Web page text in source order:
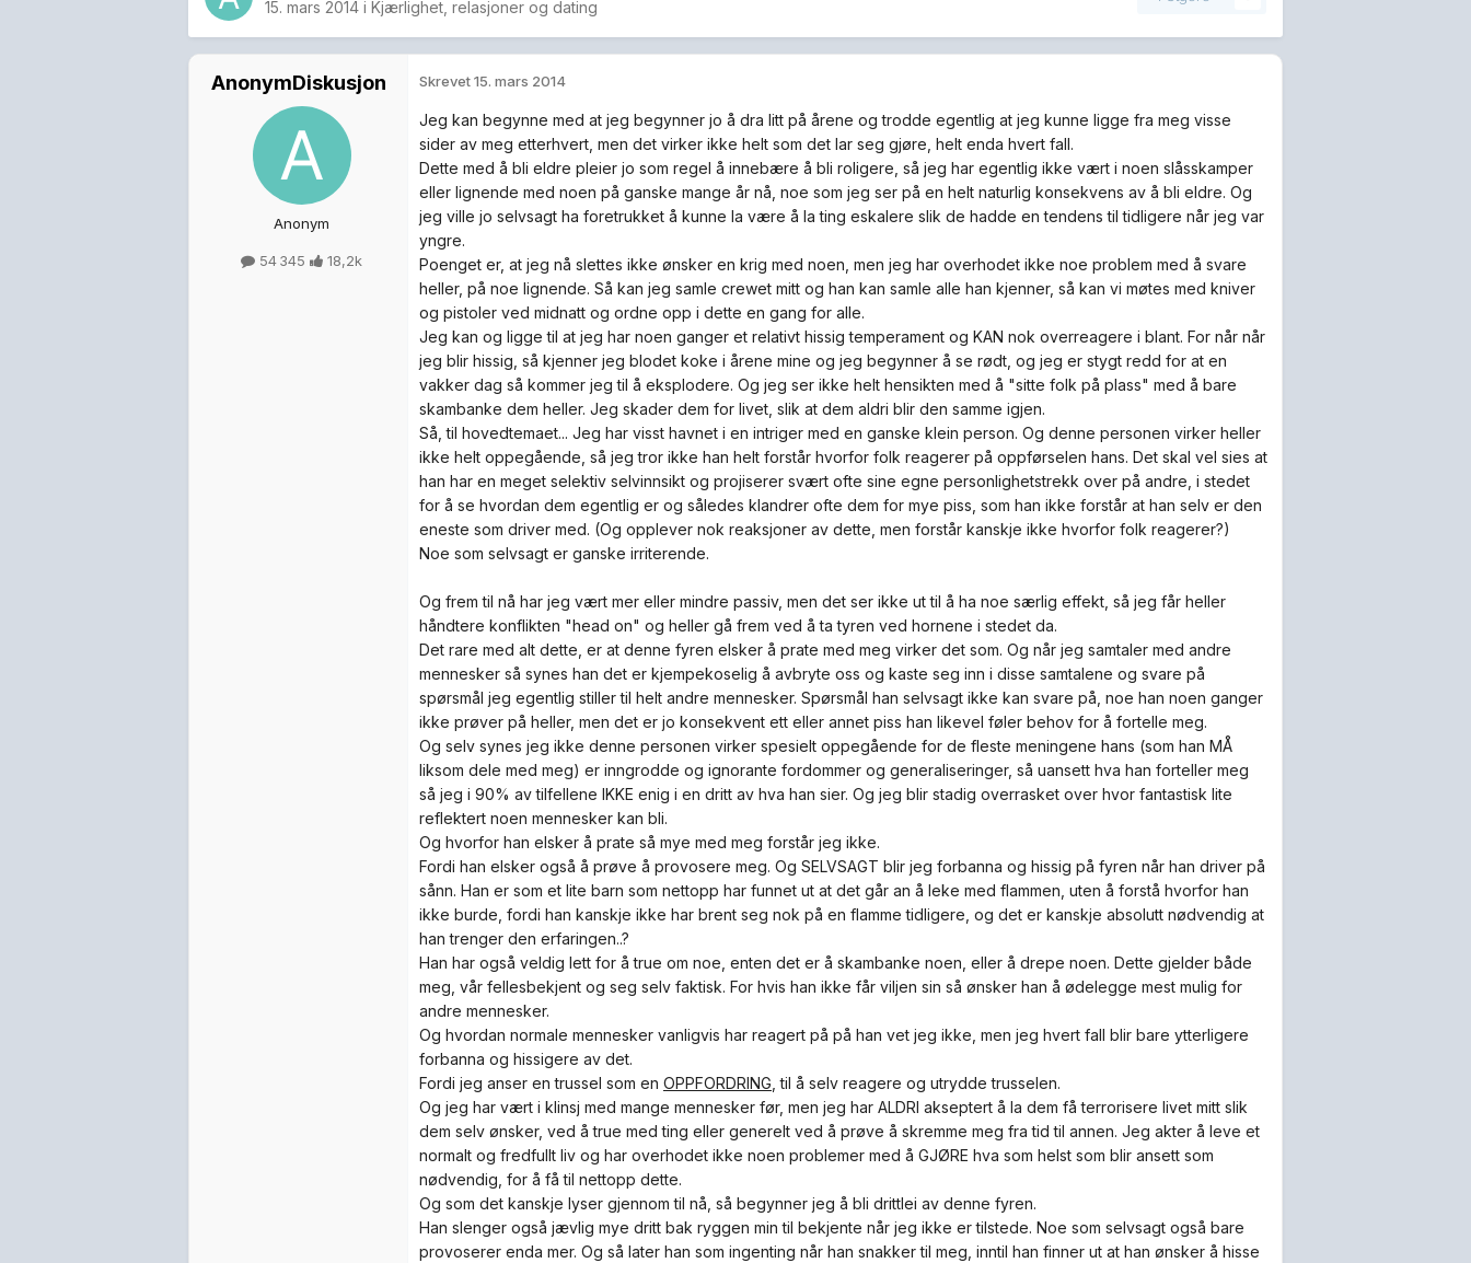
15. mars 2014 i Kjærlighet, relasjoner og dating
AnonymDiskusjon
Anonym
54 345 18,2k
Skrevet15. mars 2014
Jeg kan begynne med at jeg begynner jo å dra litt på årene og trodde egentlig at jeg kunne ligge fra meg visse
sider av meg etterhvert, men det virker ikke helt som det lar seg gjøre, helt enda hvert fall.
Dette med å bli eldre pleier jo som regel å innebære å bli roligere, så jeg har egentlig ikke vært i noen slåsskamper
eller lignende med noen på ganske mange år nå, noe som jeg ser på en helt naturlig konsekvens av å bli eldre. Og
jeg ville jo selvsagt ha foretrukket å kunne la være å la ting eskalere slik de hadde en tendens til tidligere når jeg var
yngre.
Poenget er, at jeg nå slettes ikke ønsker en krig med noen, men jeg har overhodet ikke noe problem med å svare
heller, på noe lignende. Så kan jeg samle crewet mitt og han kan samle alle han kjenner, så kan vi møtes med kniver
og pistoler ved midnatt og ordne opp i dette en gang for alle.
Jeg kan og ligge til at jeg har noen ganger et relativt hissig temperament og KAN nok overreagere i blant. For når når
jeg blir hissig, så kjenner jeg blodet koke i årene mine og jeg begynner å se rødt, og jeg er stygt redd for at en
vakker dag så kommer jeg til å eksplodere. Og jeg ser ikke helt hensikten med å "sitte folk på plass" med å bare
skambanke dem heller. Jeg skader dem for livet, slik at dem aldri blir den samme igjen.
Så, til hovedtemaet... Jeg har visst havnet i en intriger med en ganske klein person. Og denne personen virker heller
ikke helt oppegående, så jeg tror ikke han helt forstår hvorfor folk reagerer på oppførselen hans. Det skal vel sies at
han har en meget selektiv selvinnsikt og projiserer svært ofte sine egne personlighetstrekk over på andre, i stedet
for å se hvordan dem egentlig er og således klandrer ofte dem for mye piss, som han ikke forstår at han selv er den
eneste som driver med. (Og opplever nok reaksjoner av dette, men forstår kanskje ikke hvorfor folk reagerer?)
Noe som selvsagt er ganske irriterende.
Og frem til nå har jeg vært mer eller mindre passiv, men det ser ikke ut til å ha noe særlig effekt, så jeg får heller
håndtere konflikten "head on" og heller gå frem ved å ta tyren ved hornene i stedet da.
Det rare med alt dette, er at denne fyren elsker å prate med meg virker det som. Og når jeg samtaler med andre
mennesker så synes han det er kjempekoselig å avbryte oss og kaste seg inn i disse samtalene og svare på
spørsmål jeg egentlig stiller til helt andre mennesker. Spørsmål han selvsagt ikke kan svare på, noe han noen ganger
ikke prøver på heller, men det er jo konsekvent ett eller annet piss han likevel føler behov for å fortelle meg.
Og selv synes jeg ikke denne personen virker spesielt oppegående for de fleste meningene hans (som han MÅ
liksom dele med meg) er inngrodde og ignorante fordommer og generaliseringer, så uansett hva han forteller meg
så jeg i 90% av tilfellene IKKE enig i en dritt av hva han sier. Og jeg blir stadig overrasket over hvor fantastisk lite
reflektert noen mennesker kan bli.
Og hvorfor han elsker å prate så mye med meg forstår jeg ikke.
Fordi han elsker også å prøve å provosere meg. Og SELVSAGT blir jeg forbanna og hissig på fyren når han driver på
sånn. Han er som et lite barn som nettopp har funnet ut at det går an å leke med flammen, uten å forstå hvorfor han
ikke burde, fordi han kanskje ikke har brent seg nok på en flamme tidligere, og det er kanskje absolutt nødvendig at
han trenger den erfaringen..?
Han har også veldig lett for å true om noe, enten det er å skambanke noen, eller å drepe noen. Dette gjelder både
meg, vår fellesbekjent og seg selv faktisk. For hvis han ikke får viljen sin så ønsker han å ødelegge mest mulig for
andre mennesker.
Og hvordan normale mennesker vanligvis har reagert på på han vet jeg ikke, men jeg hvert fall blir bare ytterligere
forbanna og hissigere av det.
Fordi jeg anser en trussel som en OPPFORDRING , til å selv reagere og utrydde trusselen.
Og jeg har vært i klinsj med mange mennesker før, men jeg har ALDRI akseptert å la dem få terrorisere livet mitt slik
dem selv ønsker, ved å true med ting eller generelt ved å prøve å skremme meg fra tid til annen. Jeg akter å leve et
normalt og fredfullt liv og har overhodet ikke noen problemer med å GJØRE hva som helst som blir ansett som
nødvendig, for å få til nettopp dette.
Og som det kanskje lyser gjennom til nå, så begynner jeg å bli drittlei av denne fyren.
Han slenger også jævlig mye dritt bak ryggen min til bekjente når jeg ikke er tilstede. Noe som selvsagt også bare
provoserer enda mer. Og så later han som ingenting når han snakker til meg, inntil han finner ut at han ønsker å hisse